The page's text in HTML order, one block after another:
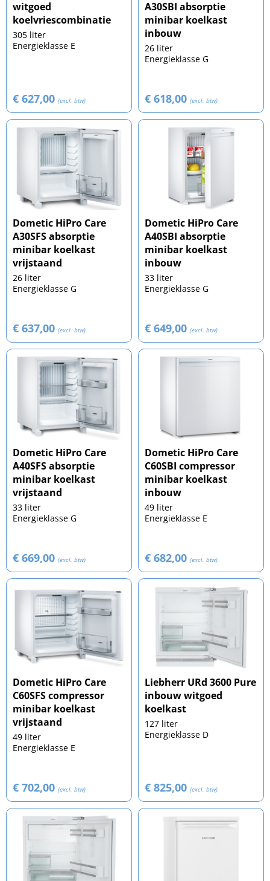
witgoed
koelvriescombinatie
305 liter
Energieklasse E
€ 627,00 (excl. btw)
A30SBI absorptie
minibar koelkast
inbouw
26 liter
Energieklasse G
€ 618,00 (excl. btw)
Dometic HiPro Care
A30SFS absorptie
minibar koelkast
vrijstaand
26 liter
Energieklasse G
€ 637,00 (excl. btw)
Dometic HiPro Care
A40SBI absorptie
minibar koelkast
inbouw
33 liter
Energieklasse G
€ 649,00 (excl. btw)
Dometic HiPro Care
A40SFS absorptie
minibar koelkast
vrijstaand
33 liter
Energieklasse G
€ 669,00 (excl. btw)
Dometic HiPro Care
C60SBI compressor
minibar koelkast
inbouw
49 liter
Energieklasse E
€ 682,00 (excl. btw)
Dometic HiPro Care
C60SFS compressor
minibar koelkast
vrijstaand
49 liter
Energieklasse E
€ 702,00 (excl. btw)
Liebherr URd 3600 Pure
inbouw witgoed
koelkast
127 liter
Energieklasse D
€ 825,00 (excl. btw)